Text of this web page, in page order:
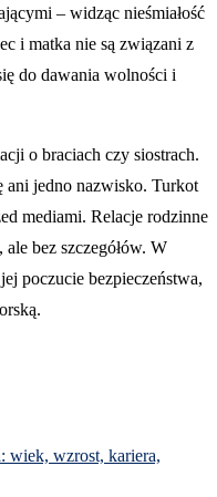
– widząc nieśmiałość
i matka nie są związani z
do dawania wolności i
o braciach czy siostrach.
ani jedno nazwisko. Turkot
mediami. Relacje rodzinne
bez szczegółów. W
poczucie bezpieczeństwa,
wiek, wzrost, kariera,